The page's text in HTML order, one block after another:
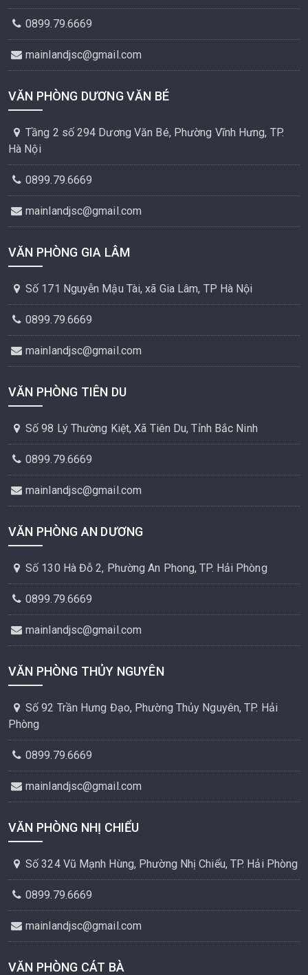
0899.79.6669
mainlandjsc@gmail.com
VĂN PHÒNG DƯƠNG VĂN BÉ
Tầng 2 số 294 Dương Văn Bé, Phường Vĩnh Hưng, TP.
Hà Nội
0899.79.6669
mainlandjsc@gmail.com
VĂN PHÒNG GIA LÂM
Số 171 Nguyễn Mậu Tài, xã Gia Lâm, TP Hà Nội
0899.79.6669
mainlandjsc@gmail.com
VĂN PHÒNG TIÊN DU
Số 98 Lý Thường Kiệt, Xã Tiên Du, Tỉnh Bắc Ninh
0899.79.6669
mainlandjsc@gmail.com
VĂN PHÒNG AN DƯƠNG
Số 130 Hà Đỗ 2, Phường An Phong, TP. Hải Phòng
0899.79.6669
mainlandjsc@gmail.com
VĂN PHÒNG THỦY NGUYÊN
Số 92 Trần Hưng Đạo, Phường Thủy Nguyên, TP. Hải
Phòng
0899.79.6669
mainlandjsc@gmail.com
VĂN PHÒNG NHỊ CHIỂU
Số 324 Vũ Mạnh Hùng, Phường Nhị Chiểu, TP. Hải Phòng
0899.79.6669
mainlandjsc@gmail.com
VĂN PHÒNG CÁT BÀ